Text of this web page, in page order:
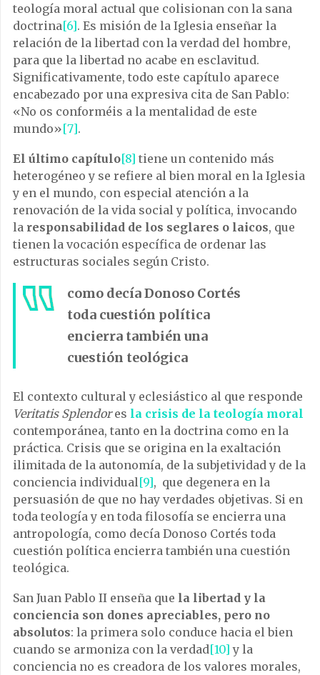
teología moral actual que colisionan con la sana
doctrina[6]. Es misión de la Iglesia enseñar la
relación de la libertad con la verdad del hombre,
para que la libertad no acabe en esclavitud.
Significativamente, todo este capítulo aparece
encabezado por una expresiva cita de San Pablo:
«No os conforméis a la mentalidad de este
mundo»[7].
El último capítulo[8] tiene un contenido más
heterogéneo y se refiere al bien moral en la Iglesia
y en el mundo, con especial atención a la
renovación de la vida social y política, invocando
la responsabilidad de los seglares o laicos, que
tienen la vocación específica de ordenar las
estructuras sociales según Cristo.
como decía Donoso Cortés
toda cuestión política
encierra también una
cuestión teológica
El contexto cultural y eclesiástico al que responde
Veritatis Splendores la crisis de la teología moral
contemporánea, tanto en la doctrina como en la
práctica. Crisis que se origina en la exaltación
ilimitada de la autonomía, de la subjetividad y de la
conciencia individual[9], que degenera en la
persuasión de que no hay verdades objetivas. Si en
toda teología y en toda filosofía se encierra una
antropología, como decía Donoso Cortés toda
cuestión política encierra también una cuestión
teológica.
San Juan Pablo II enseña que la libertad y la
conciencia son dones apreciables, pero no
absolutos: la primera solo conduce hacia el bien
cuando se armoniza con la verdad[10] y la
conciencia no es creadora de los valores morales,